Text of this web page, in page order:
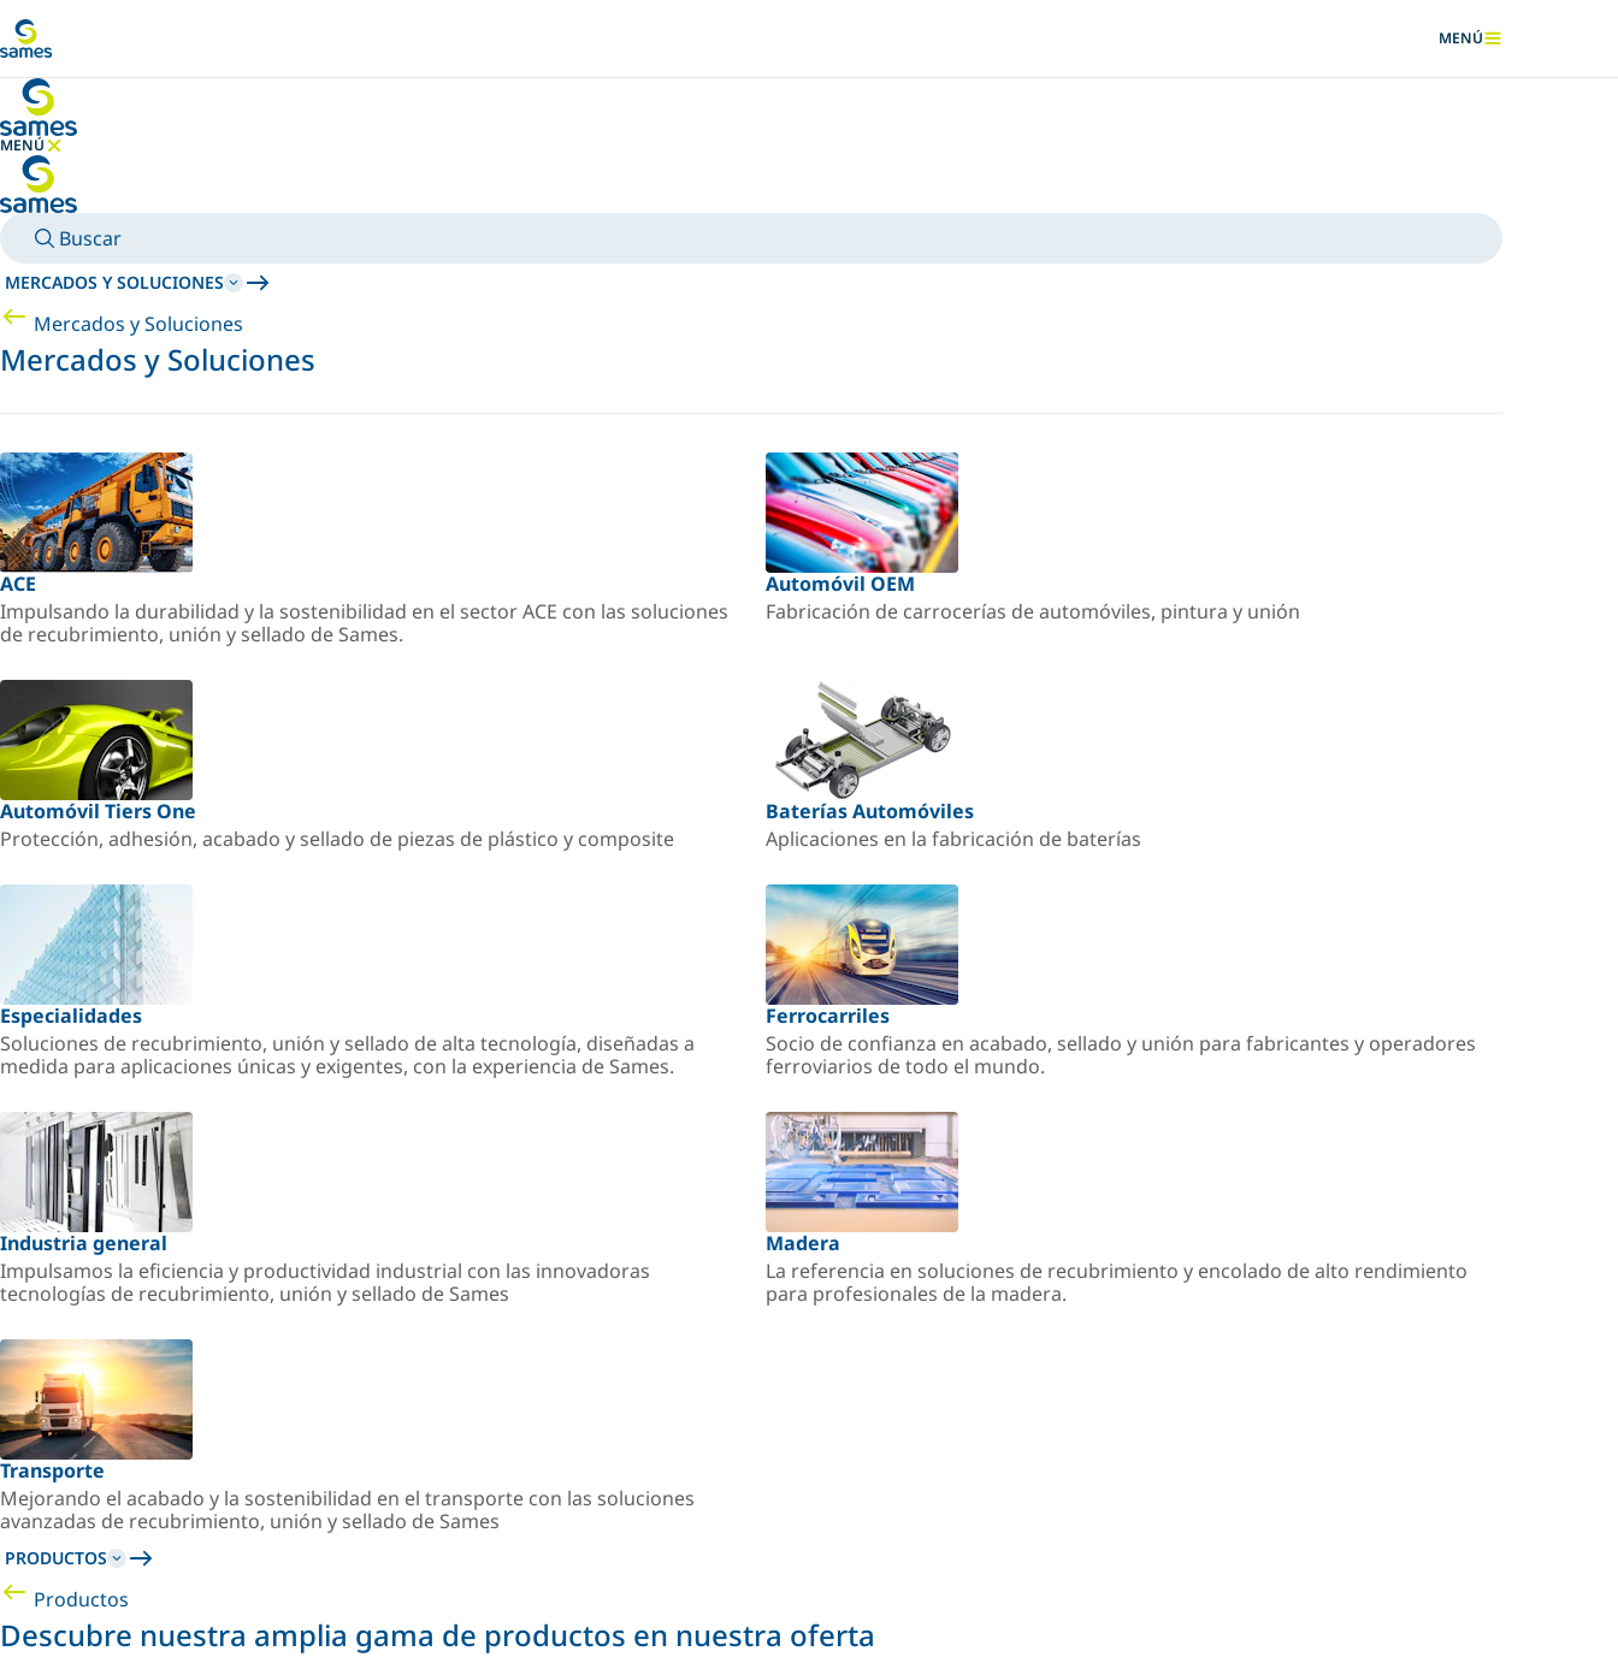
MOSTRAR
MENÚ
MENÚ
OCULTAR MENÚ
Buscar
MERCADOS Y SOLUCIONES
Mercados y Soluciones
Mercados y Soluciones
ACE
Impulsando la durabilidad y la sostenibilidad en el sector ACE con las soluciones
de recubrimiento, unión y sellado de Sames.
Automóvil OEM
Fabricación de carrocerías de automóviles, pintura y unión
Automóvil Tiers One
Protección, adhesión, acabado y sellado de piezas de plástico y composite
Baterías Automóviles
Aplicaciones en la fabricación de baterías
Especialidades
Soluciones de recubrimiento, unión y sellado de alta tecnología, diseñadas a
medida para aplicaciones únicas y exigentes, con la experiencia de Sames.
Ferrocarriles
Socio de confianza en acabado, sellado y unión para fabricantes y operadores
ferroviarios de todo el mundo.
Industria general
Impulsamos la eficiencia y productividad industrial con las innovadoras
tecnologías de recubrimiento, unión y sellado de Sames
Madera
La referencia en soluciones de recubrimiento y encolado de alto rendimiento
para profesionales de la madera.
Transporte
Mejorando el acabado y la sostenibilidad en el transporte con las soluciones
avanzadas de recubrimiento, unión y sellado de Sames
PRODUCTOS
Productos
Descubre nuestra amplia gama de productos en nuestra oferta